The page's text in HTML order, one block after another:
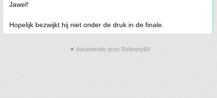
Jawel!
Hopelijk bezwijkt hij niet onder de druk in de finale.
▼ Advertentie door Refinery89